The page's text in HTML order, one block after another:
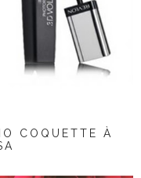
COQUETTE À